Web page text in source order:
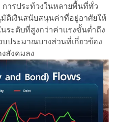
การประท้วงในหลายพื้นที่ทั่ว
ติเงินสนับสนุนค่าที่อยู่อาศัยให้
ระดับที่สูงกว่าค่าแรงขั้นต่ำถึง
ประมาณบางส่วนที่เกี่ยวข้อง
สังคมลง